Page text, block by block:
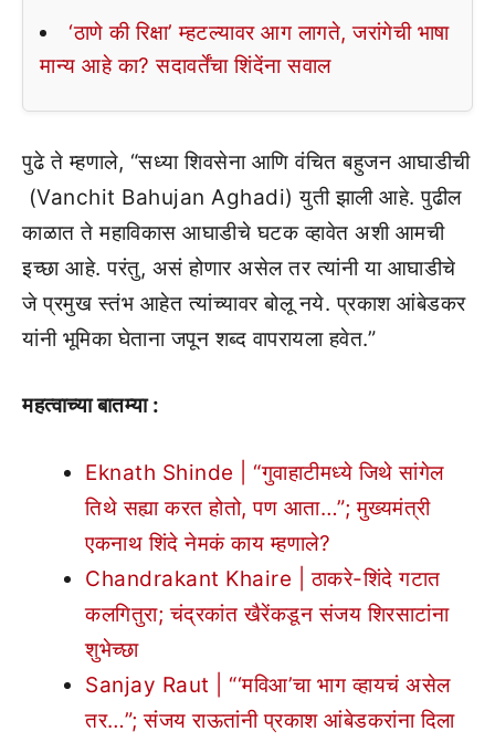
‘ठाणे की रिक्षा’ म्हटल्यावर आग लागते, जरांगेची भाषा
मान्य आहे का? सदावर्तेंचा शिंदेंना सवाल
पुढे ते म्हणाले, “सध्या शिवसेना आणि वंचित बहुजन आघाडीची
(Vanchit Bahujan Aghadi) युती झाली आहे. पुढील
काळात ते महाविकास आघाडीचे घटक व्हावेत अशी आमची
इच्छा आहे. परंतु, असं होणार असेल तर त्यांनी या आघाडीचे
जे प्रमुख स्तंभ आहेत त्यांच्यावर बोलू नये. प्रकाश आंबेडकर
यांनी भूमिका घेताना जपून शब्द वापरायला हवेत.”
महत्वाच्या बातम्या :
Eknath Shinde | “गुवाहाटीमध्ये जिथे सांगेल
तिथे सह्या करत होतो, पण आता…”; मुख्यमंत्री
एकनाथ शिंदे नेमकं काय म्हणाले?
Chandrakant Khaire | ठाकरे-शिंदे गटात
कलगितुरा; चंद्रकांत खैरेंकडून संजय शिरसाटांना
शुभेच्छा
Sanjay Raut | “‘मविआ’चा भाग व्हायचं असेल
तर…”; संजय राऊतांनी प्रकाश आंबेडकरांना दिला